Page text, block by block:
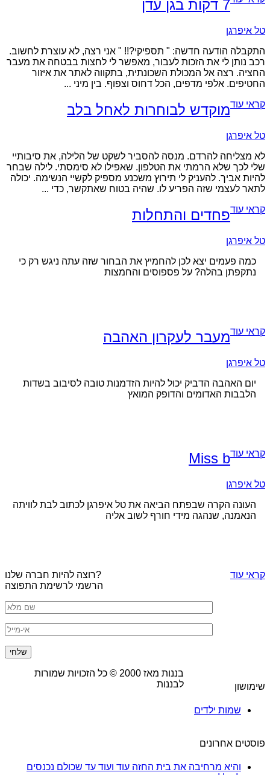
7 דקות בגן עדן
טל איפרגן
התקבלה הודעה חדשה: " תספיקי?!! " אני רצה, לא עוצרת לחשוב.
רכב נותן לי את הזכות לעבור, מאפשר לי לחצות בבטחה את מעבר
החציה. רצה אל המכולת השכונתית, בתקווה לאתר את איזור
החטיפים. אלפי מדפים, הכל דחוס וצפוף. בין מיני ...
קראי עודמוקדש לבוחרות לאחל בלב
טל איפרגן
לא מצליחה להרדם. מנסה להסביר לשקט של הלילה, את סיבותיי
שלי לכך שלא הרמתי את הטלפון. שאפילו לא סימסתי. לילה שבחר
להיות אביך. להעניק לי תירוץ משכנע מספיק לקשיי הנשימה. יכולה
לתאר לעצמי שזה הפריע לו. שהיה בטוח שאתקשר, כדי ...
קראי עודפחדים והתחלות
טל איפרגן
כמה פעמים יצא לכן להחמיץ את הבחור שזה עתה ניגש רק כי
נתקפתן בהלה? על פספוסים והחמצות
קראי עודמעבר לעקרון האהבה
טל איפרגן
יום האהבה הדביק יכול להיות הזדמנות טובה לסיבוב בשדות
הלבבות האדומים והדופק המואץ
קראי עודMiss b
טל איפרגן
העונה הקרה שבפתח הביאה את טל איפרגן לכתוב לבת לוויתה
הנאמנה, שנהגה מידי חורף לשוב אליה
קראי עוד
רוצה להיות חברה שלנו?
הרשמי לרשימת התפוצה
שימושון
שמות ילדים
פוסטים אחרונים
והיא מרחיבה את בית החזה עוד ועוד עד שכולם נכנסים
בננות מאז2000 © כל הזכויות שמורות
לבננות